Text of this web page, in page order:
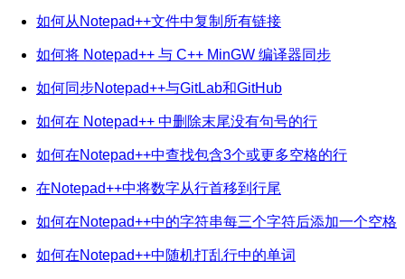
如何从Notepad++文件中复制所有链接
如何将 Notepad++ 与 C++ MinGW 编译器同步
如何同步Notepad++与GitLab和GitHub
如何在 Notepad++ 中删除末尾没有句号的行
如何在Notepad++中查找包含3个或更多空格的行
在Notepad++中将数字从行首移到行尾
如何在Notepad++中的字符串每三个字符后添加一个空格
如何在Notepad++中随机打乱行中的单词